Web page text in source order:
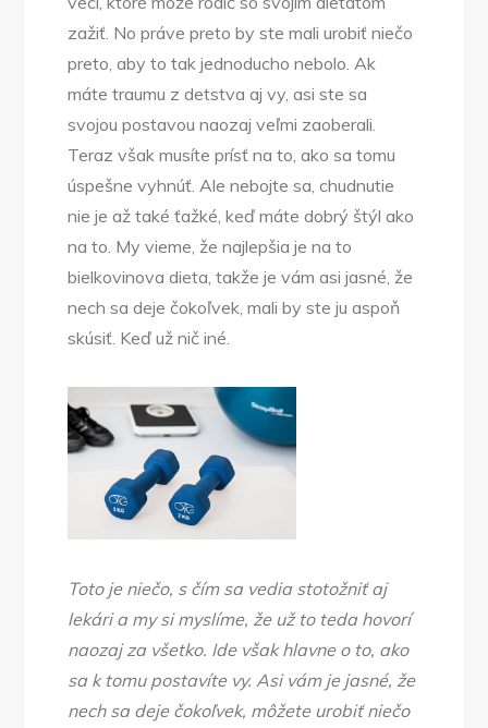
zažiť. No práve preto by ste mali urobiť niečo
preto, aby to tak jednoducho nebolo. Ak
máte traumu z detstva aj vy, asi ste sa
svojou postavou naozaj veľmi zaoberali.
Teraz však musíte prísť na to, ako sa tomu
úspešne vyhnúť. Ale nebojte sa, chudnutie
nie je až také ťažké, keď máte dobrý štýl ako
na to. My vieme, že najlepšia je na to
bielkovinova dieta , takže je vám asi jasné, že
nech sa deje čokoľvek, mali by ste ju aspoň
skúsiť. Keď už nič iné.
Toto je niečo, s čím sa vedia stotožniť aj
lekári a my si myslíme, že už to teda hovorí
naozaj za všetko. Ide však hlavne o to, ako
sa k tomu postavíte vy. Asi vám je jasné, že
nech sa deje čokoľvek, môžete urobiť niečo